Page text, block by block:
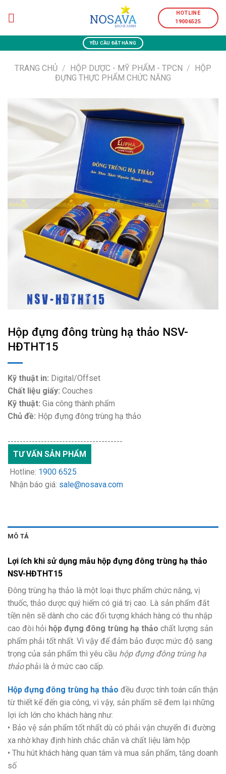
HOTLINE
19006525
YÊU CẦU ĐẶT HÀNG
TRANG CHỦ / HỘP DƯỢC - MỸ PHẨM - TPCN / HỘP
ĐỰNG THỰC PHẨM CHỨC NĂNG
Hộp đựng đông trùng hạ thảo NSV-
HĐTHT15
Kỹ thuật in: Digital/Offset
Chất liệu giấy: Couches
Kỹ thuật: Gia công thành phẩm
Chủ đề: Hộp đựng đông trùng hạ thảo
--------------------------------------
TƯ VẤN SẢN PHẨM
Hotline: 1900 6525
Nhận báo giá: sale@nosava.com
MÔ TẢ
Lợi ích khi sử dụng mẫu hộp đựng đông trùng hạ thảo
NSV-HĐTHT15
Đông trùng hạ thảo là một loại thực phẩm chức năng, vị
thuốc, thảo dược quý hiếm có giá trị cao. Là sản phẩm đắt
tiền nên sẽ dành cho các đối tượng khách hàng có thu nhập
cao đòi hỏi hộp đựng đông trùng hạ thảo chất lượng sản
phẩm phải tốt nhất. Vì vậy để đảm bảo được mức độ sang
trọng của sản phẩm thì yêu cầu hộp đựng đông trùng hạ
thảophải là ở mức cao cấp.
Hộp đựng đông trùng hạ thảo đều được tính toán cẩn thận
từ thiết kế đến gia công, vì vậy, sản phẩm sẽ đem lại những
lợi ích lớn cho khách hàng như:
• Bảo vệ sản phẩm tốt nhất dù có phải vận chuyển đi đường
xa nhờ khay định hình chắc chắn và chất liệu làm hộp
• Thu hút khách hàng quan tâm và mua sản phẩm, tăng doanh
số